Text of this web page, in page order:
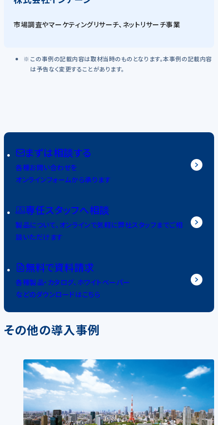
市場調査やマーケティングリサーチ、ネットリサーチ事業
この事例の記載内容は取材当時のものとなります。本事例の記載内容
は予告なく変更することがあります。
まずは相談する
各種お問い合わせを
オンラインフォームから承ります
専任スタッフへ相談
製品について、オンラインで気軽に弊社スタッフまでご相
談いただけます
無料で資料請求
各種製品・カタログ、ホワイトペーパー
などのダウンロードはこちら
その他の導入事例